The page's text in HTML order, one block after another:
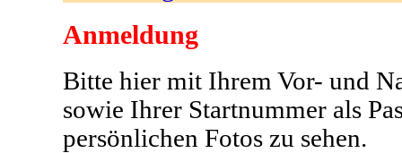
Anmeldung
Bitte hier mit Ihrem Vor- und
sowie Ihrer Startnummer als
persönlichen Fotos zu sehen.